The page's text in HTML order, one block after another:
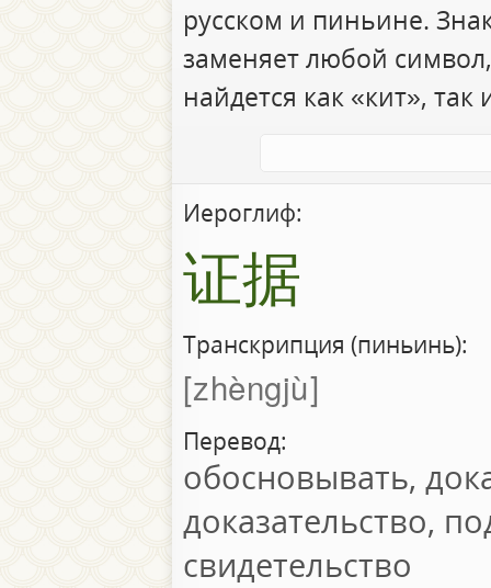
русском и пиньине.
заменяет любой
найдется как «кит», так
Иероглиф:
证据
Транскрипция (пиньинь):
zhèngjù
Перевод:
обосновывать,
доказательство,
свидетельство